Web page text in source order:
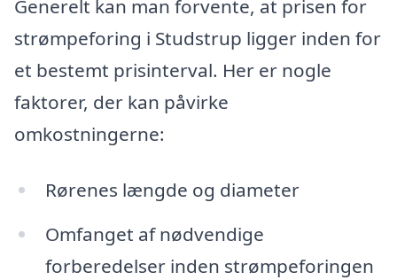
Generelt kan man forvente, at prisen for
strømpeforing i Studstrup ligger inden for
et bestemt prisinterval. Her er nogle
faktorer, der kan påvirke
omkostningerne:
Rørenes længde og diameter
Omfanget af nødvendige
forberedelser inden strømpeforingen